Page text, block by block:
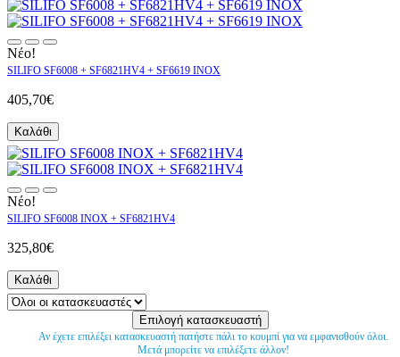
Νέο!
SILIFO SF6008 + SF6821HV4 + SF6619 INOX
405,70€
Καλάθι
Νέο!
SILIFO SF6008 INOX + SF6821HV4
325,80€
Καλάθι
Αν έχετε επιλέξει κατασκευαστή πατήστε πάλι το κουμπί για να εμφανισθούν όλοι.
Μετά μπορείτε να επιλέξετε άλλον!